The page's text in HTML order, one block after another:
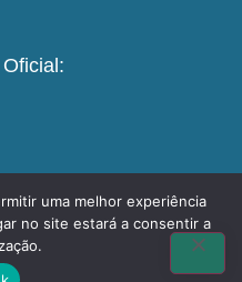
AMG Saúde
Pulse SST
uma melhor experiência
no site estará a consentir a